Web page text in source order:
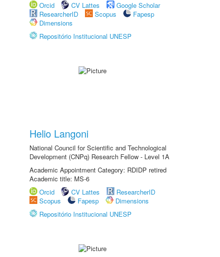
Orcid
CV Lattes
Google Scholar
ResearcherID
Scopus
Fapesp
Dimensions
Repositório Institucional UNESP
Helio Langoni
National Council for Scientific and Technological
Development (CNPq) Research Fellow - Level 1A
Academic Appointment Category: RDIDP retired
Academic title: MS-6
Orcid
CV Lattes
ResearcherID
Scopus
Fapesp
Dimensions
Repositório Institucional UNESP